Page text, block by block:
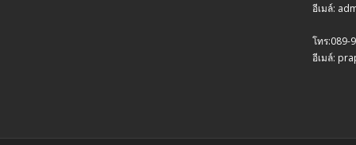
อีเมล์:
โทร:089-
อีเมล์: